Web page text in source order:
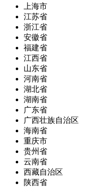
上海市
江苏省
浙江省
安徽省
福建省
江西省
山东省
河南省
湖北省
湖南省
广东省
广西壮族自治区
海南省
重庆市
贵州省
云南省
西藏自治区
陕西省